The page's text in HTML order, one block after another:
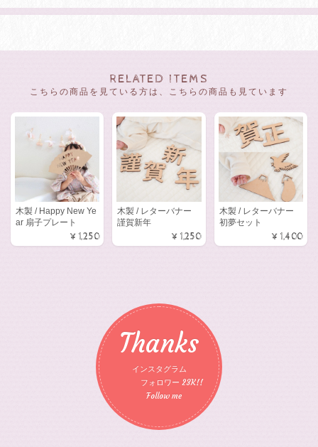
RELATED ITEMS
こちらの商品を見ている方は、こちらの商品も見ています
木製 / Happy New Ye
ar 扇子プレート
¥1,250
木製 / レターバナー
謹賀新年
¥1,250
木製 / レターバナー
初夢セット
¥1,400
Thanks
インスタグラム
フォロワー 23K!!
Follow me